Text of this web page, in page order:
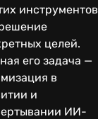
инструментов
целей.
его задача —
в
и
ИИ-